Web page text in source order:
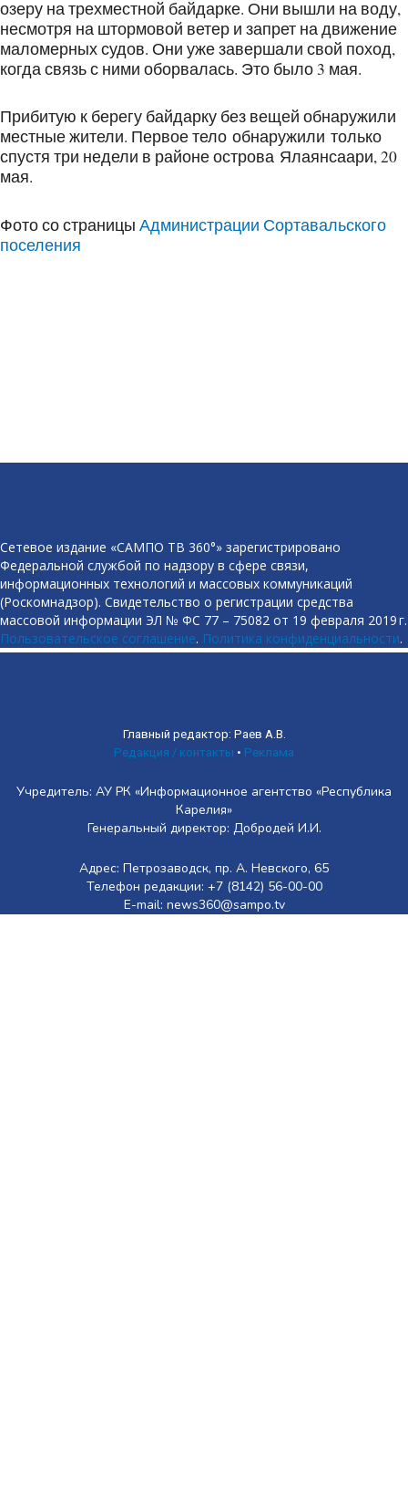
озеру на трехместной байдарке. Они вышли на воду,
несмотря на штормовой ветер и запрет на движение
маломерных судов. Они уже завершали свой поход,
когда связь с ними оборвалась. Это было 3 мая.
Прибитую к берегу байдарку без вещей обнаружили
местные жители. Первое тело обнаружили только
спустя три недели в районе острова Ялаянсаари, 20
мая.
Фото со страницы Администрации Сортавальского
поселения
Сетевое издание «САМПО ТВ 360°» зарегистрировано
Федеральной службой по надзору в сфере связи,
информационных технологий и массовых коммуникаций
(Роскомнадзор). Свидетельство о регистрации средства
массовой информации ЭЛ № ФС 77 – 75082 от 19 февраля 2019 г.
Пользовательское соглашение. Политика конфиденциальности.
Главный редактор: Раев А.В.
Редакция / контакты • Реклама
Учредитель: АУ РК «Информационное агентство «Республика
Карелия»
Генеральный директор: Добродей И.И.
Адрес: Петрозаводск, пр. А. Невского, 65
Телефон редакции: +7 (8142) 56-00-00
E-mail: news360@sampo.tv